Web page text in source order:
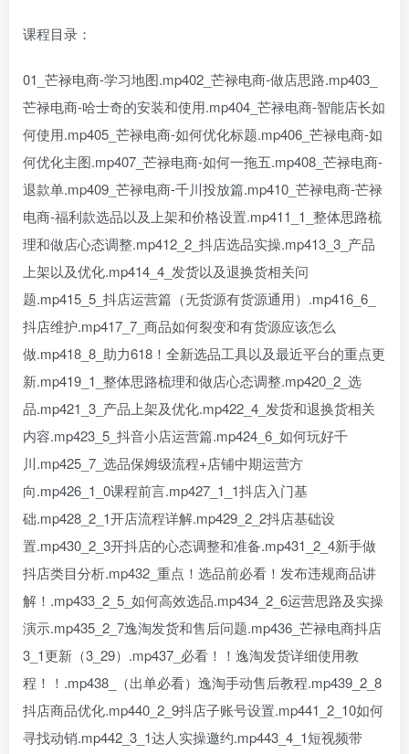
课程目录：
01_芒禄电商-学习地图.mp402_芒禄电商-做店思路.mp403_
芒禄电商-哈士奇的安装和使用.mp404_芒禄电商-智能店长如
何使用.mp405_芒禄电商-如何优化标题.mp406_芒禄电商-如
何优化主图.mp407_芒禄电商-如何一拖五.mp408_芒禄电商-
退款单.mp409_芒禄电商-千川投放篇.mp410_芒禄电商-芒禄
电商-福利款选品以及上架和价格设置.mp411_1_整体思路梳
理和做店心态调整.mp412_2_抖店选品实操.mp413_3_产品
上架以及优化.mp414_4_发货以及退换货相关问
题.mp415_5_抖店运营篇（无货源有货源通用）.mp416_6_
抖店维护.mp417_7_商品如何裂变和有货源应该怎么
做.mp418_8_助力618！全新选品工具以及最近平台的重点更
新.mp419_1_整体思路梳理和做店心态调整.mp420_2_选
品.mp421_3_产品上架及优化.mp422_4_发货和退换货相关
内容.mp423_5_抖音小店运营篇.mp424_6_如何玩好千
川.mp425_7_选品保姆级流程+店铺中期运营方
向.mp426_1_0课程前言.mp427_1_1抖店入门基
础.mp428_2_1开店流程详解.mp429_2_2抖店基础设
置.mp430_2_3开抖店的心态调整和准备.mp431_2_4新手做
抖店类目分析.mp432_重点！选品前必看！发布违规商品讲
解！.mp433_2_5_如何高效选品.mp434_2_6运营思路及实操
演示.mp435_2_7逸淘发货和售后问题.mp436_芒禄电商抖店
3_1更新（3_29）.mp437_必看！！逸淘发货详细使用教
程！！.mp438_（出单必看）逸淘手动售后教程.mp439_2_8
抖店商品优化.mp440_2_9抖店子账号设置.mp441_2_10如何
寻找动销.mp442_3_1达人实操邀约.mp443_4_1短视频带